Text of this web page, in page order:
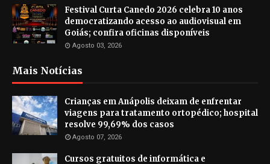
Festival Curta Canedo 2026 celebra 10 anos
democratizando acesso ao audiovisual em
Goiás; confira oficinas disponíveis
Agosto 03, 2026
Mais Notícias
Crianças em Anápolis deixam de enfrentar
viagens para tratamento ortopédico; hospital
resolve 99,69% dos casos
Agosto 07, 2026
Cursos gratuitos de informática e